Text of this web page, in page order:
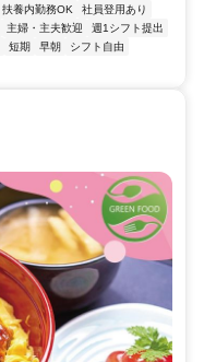
扶養内勤務OK
社員登用あり
主婦・主夫歓迎
週1シフト提出
短期 早朝
シフト自由